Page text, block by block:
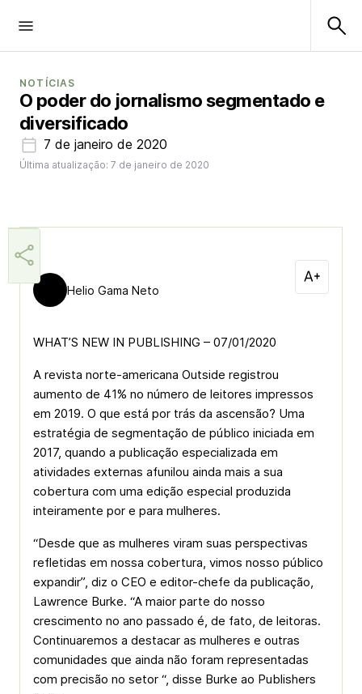
NOTÍCIAS
O poder do jornalismo segmentado e
diversificado
7 de janeiro de 2020
Última atualização: 7 de janeiro de 2020
Helio Gama Neto
WHAT’S NEW IN PUBLISHING – 07/01/2020
A revista norte-americana Outside registrou
aumento de 41% no número de leitores impressos
em 2019. O que está por trás da ascensão? Uma
estratégia de segmentação de público iniciada em
2017, quando a publicação especializada em
atividades externas afunilou ainda mais a sua
cobertura com uma edição especial produzida
inteiramente por e para mulheres.
“Desde que as mulheres viram suas perspectivas
refletidas em nossa cobertura, vimos nosso público
expandir”, diz o CEO e editor-chefe da publicação,
Lawrence Burke. “A maior parte do nosso
crescimento no ano passado é, de fato, de leitoras.
Continuaremos a destacar as mulheres e outras
comunidades que ainda não foram representadas
com precisão no setor “, disse Burke ao Publishers